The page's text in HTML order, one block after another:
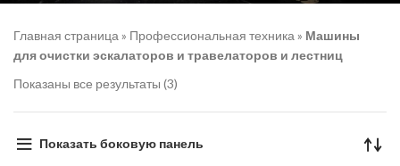
Главная страница » Профессиональная техника » Машины
для очистки эскалаторов и травелаторов и лестниц
Показаны все результаты (3)
Показать боковую панель